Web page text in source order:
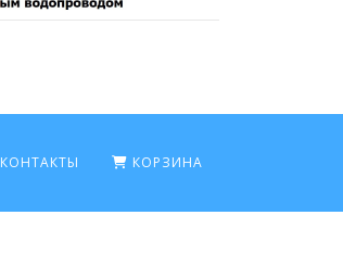
КОНТАКТЫ КОРЗИНА